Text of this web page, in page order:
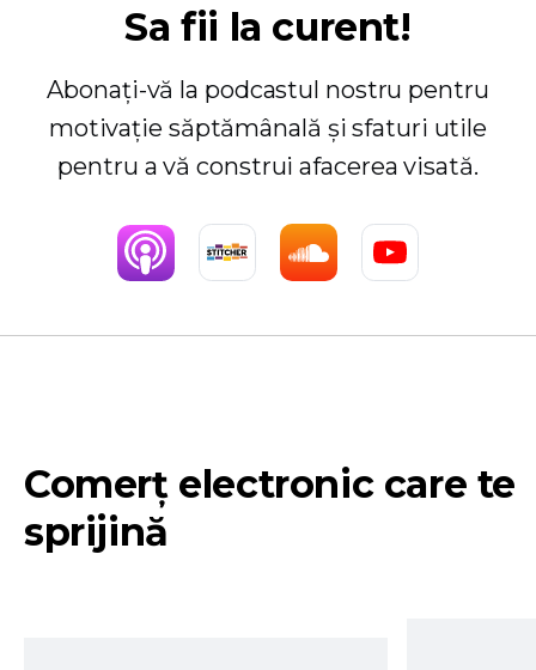
Sa fii la curent!
Abonați-vă la podcastul nostru pentru
motivație săptămânală și sfaturi utile
pentru a vă construi afacerea visată.
Comerț electronic care te
sprijină